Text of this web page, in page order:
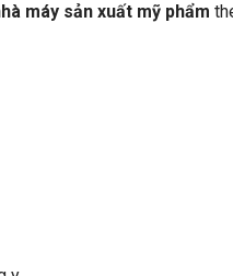
máy sản xuất mỹ phẩm